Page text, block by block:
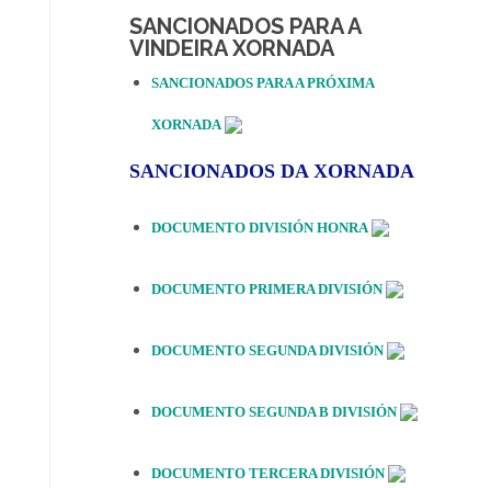
SANCIONADOS PARA A
VINDEIRA XORNADA
SANCIONADOS PARA A PRÓXIMA
XORNADA
SANCIONADOS DA XORNADA
DOCUMENTO DIVISIÓN HONRA
DOCUMENTO PRIMERA DIVISIÓN
DOCUMENTO SEGUNDA DIVISIÓN
DOCUMENTO SEGUNDA B DIVISIÓN
DOCUMENTO TERCERA DIVISIÓN